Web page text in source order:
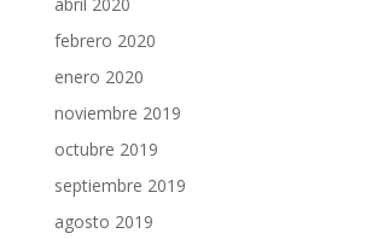
febrero 2020
enero 2020
noviembre 2019
octubre 2019
septiembre 2019
agosto 2019